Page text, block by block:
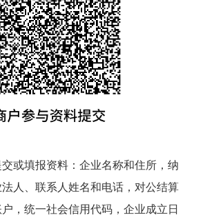
或填报资料：企业名称和住所，纳
人、联系人姓名和电话，对公结算
，统一社会信用代码，企业成立日